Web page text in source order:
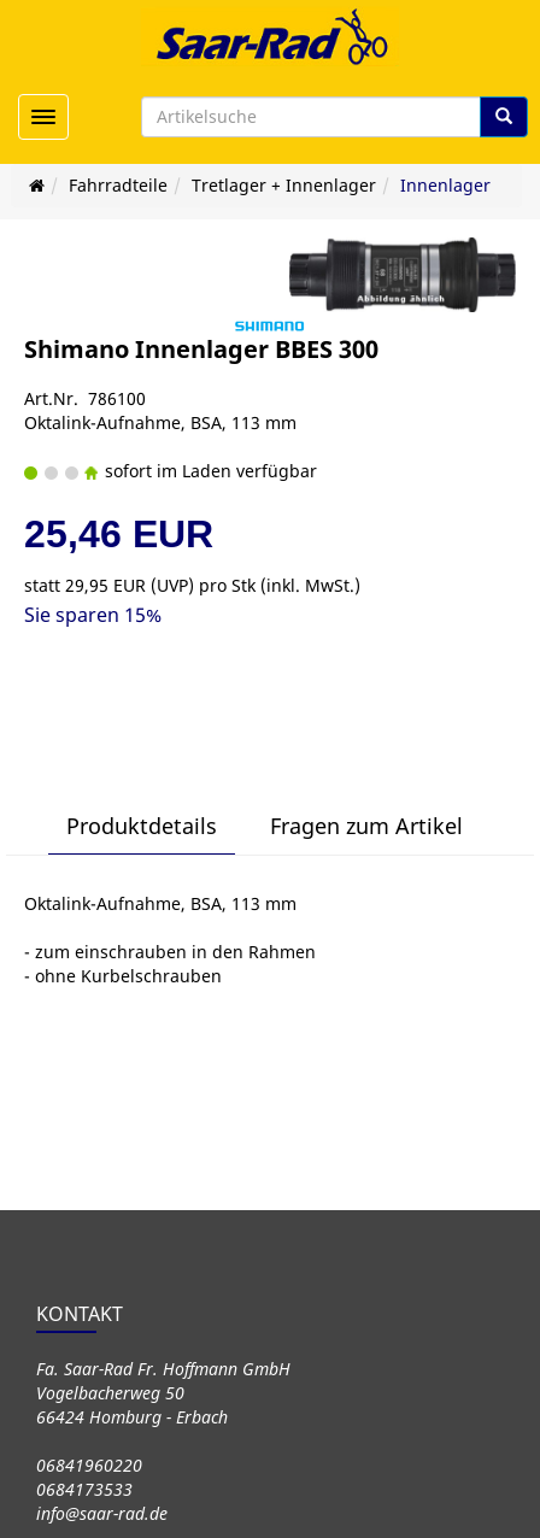
Toggle navigation
Fahrradteile Tretlager + Innenlager Innenlager
Shimano Innenlager BBES 300
Art.Nr. 786100
Oktalink-Aufnahme, BSA, 113 mm
sofort im Laden verfügbar
25,46 EUR
statt 29,95 EUR (UVP) pro Stk (inkl. MwSt.)
Sie sparen 15%
Produktdetails Fragen zum Artikel
Oktalink-Aufnahme, BSA, 113 mm
- zum einschrauben in den Rahmen
- ohne Kurbelschrauben
KONTAKT
Fa. Saar-Rad Fr. Hoffmann GmbH
Vogelbacherweg 50
66424 Homburg - Erbach
06841960220
0684173533
info@saar-rad.de